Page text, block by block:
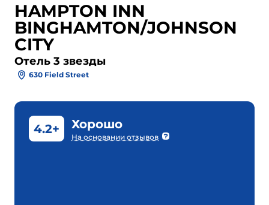
HAMPTON INN
BINGHAMTON/JOHNSON
CITY
Отель 3 звезды
630 Field Street
4.2+ Хорошо
На основании отзывов